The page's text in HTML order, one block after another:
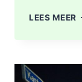
LEES MEER